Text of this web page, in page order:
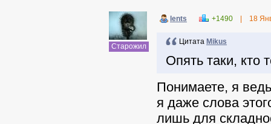
Старожил
lents +1490 18
Цитата Mikus
Опять таки, кто
Понимаете, я
я даже слова
лишь для